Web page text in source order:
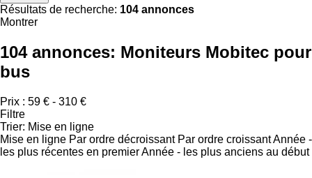
Résultats de recherche: 104 annonces
Montrer
104 annonces: Moniteurs Mobitec pour
bus
Prix : 59 € - 310 €
Filtre
Trier: Mise en ligne
Mise en ligne Par ordre décroissant Par ordre croissantAnnée -
les plus récentes en premierAnnée - les plus anciens au début